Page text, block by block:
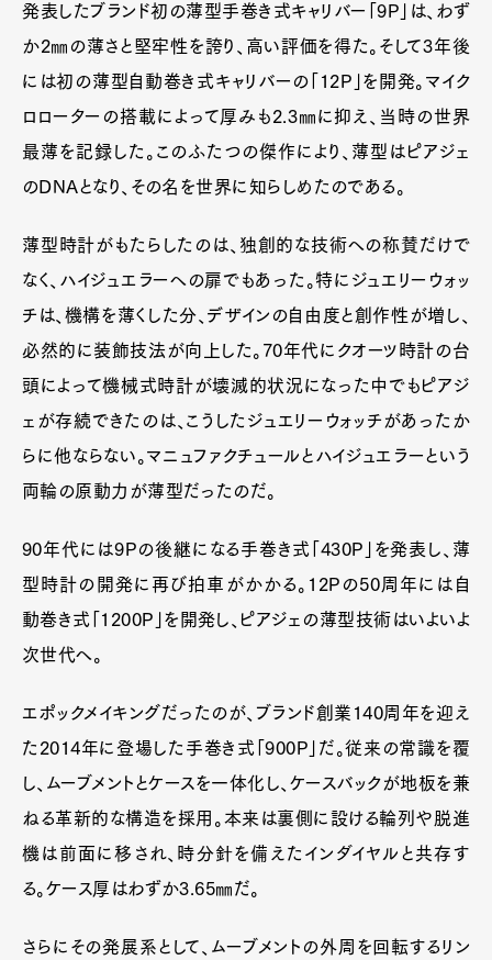
発表したブランド初の薄型手巻き式キャリバー「9P」は、わず
か2㎜の薄さと堅牢性を誇り、高い評価を得た。そして3年後
には初の薄型自動巻き式キャリバーの「12P」を開発。マイク
ロローターの搭載によって厚みも2.3㎜に抑え、当時の世界
最薄を記録した。このふたつの傑作により、薄型はピアジェ
のDNAとなり、その名を世界に知らしめたのである。
薄型時計がもたらしたのは、独創的な技術への称賛だけで
なく、ハイジュエラーへの扉でもあった。特にジュエリーウォッ
チは、機構を薄くした分、デザインの自由度と創作性が増し、
必然的に装飾技法が向上した。70年代にクオーツ時計の台
頭によって機械式時計が壊滅的状況になった中でもピアジ
ェが存続できたのは、こうしたジュエリーウォッチがあったか
らに他ならない。マニュファクチュールとハイジュエラーという
両輪の原動力が薄型だったのだ。
90年代には9Pの後継になる手巻き式「430P」を発表し、薄
型時計の開発に再び拍車がかかる。12Pの50周年には自
動巻き式「1200P」を開発し、ピアジェの薄型技術はいよいよ
次世代へ。
エポックメイキングだったのが、ブランド創業140周年を迎え
た2014年に登場した手巻き式「900P」だ。従来の常識を覆
し、ムーブメントとケースを一体化し、ケースバックが地板を兼
ねる革新的な構造を採用。本来は裏側に設ける輪列や脱進
機は前面に移され、時分針を備えたインダイヤルと共存す
る。ケース厚はわずか3.65㎜だ。
さらにその発展系として、ムーブメントの外周を回転するリン